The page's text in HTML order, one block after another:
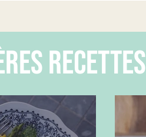
recettes